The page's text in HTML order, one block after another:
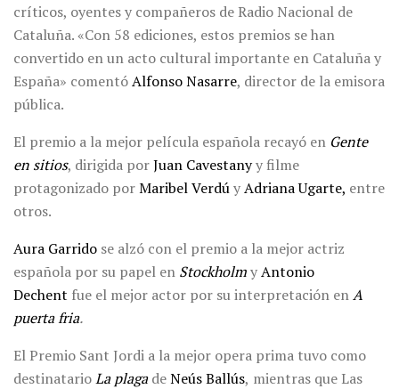
críticos, oyentes y compañeros de Radio Nacional de
Cataluña. «Con 58 ediciones, estos premios se han
convertido en un acto cultural importante en Cataluña y
España» comentóAlfonso Nasarre, director de la emisora
pública.
El premio a la mejor película española recayó en Gente
en sitios, dirigida porJuan Cavestanyy filme
protagonizado porMaribel VerdúyAdriana Ugarte, entre
otros.
Aura Garrido se alzó con el premio a la mejor actriz
española por su papel en StockholmyAntonio
Dechent fue el mejor actor por su interpretación enA
puerta fria.
El Premio Sant Jordi a la mejor opera prima tuvo como
destinatarioLa plagadeNeús Ballús, mientras que Las